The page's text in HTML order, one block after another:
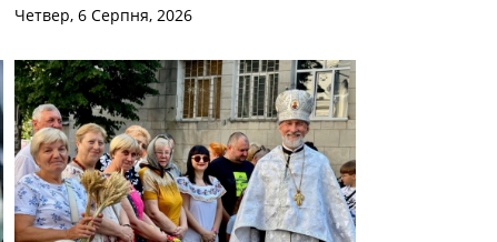
Четвер, 6 Серпня, 2026